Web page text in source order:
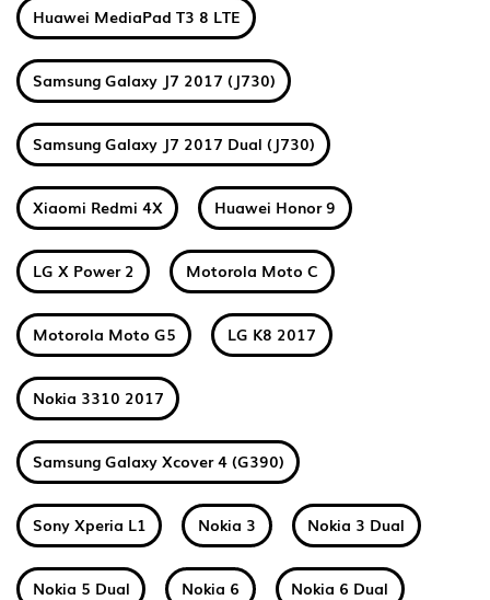
Huawei MediaPad T3 8 LTE
Samsung Galaxy J7 2017 (J730)
Samsung Galaxy J7 2017 Dual (J730)
Xiaomi Redmi 4X Huawei Honor 9
LG X Power 2 Motorola Moto C
Motorola Moto G5 LG K8 2017
Nokia 3310 2017
Samsung Galaxy Xcover 4 (G390)
Sony Xperia L1 Nokia 3 Nokia 3 Dual
Nokia 5 Dual Nokia 6 Nokia 6 Dual